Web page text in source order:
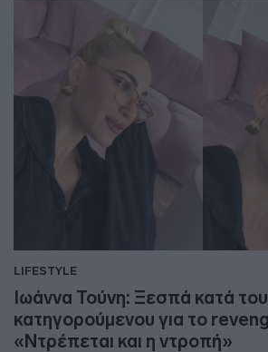
LIFESTYLE
Ιωάννα Τούνη: Ξεσπά κατά του
κατηγορούμενου για το
«Ντρέπεται και η ντροπή»